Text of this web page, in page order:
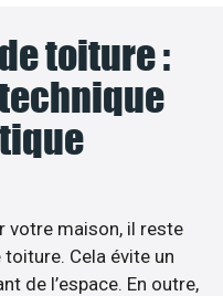
toiture :
votre maison, il reste
Cela évite un
de l’espace. En outre,